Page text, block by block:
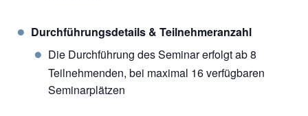
Durchführungsdetails & Teilnehmeranzahl
Die Durchführung des Seminar erfolgt ab 8
Teilnehmenden, bei maximal 16 verfügbaren
Seminarplätzen